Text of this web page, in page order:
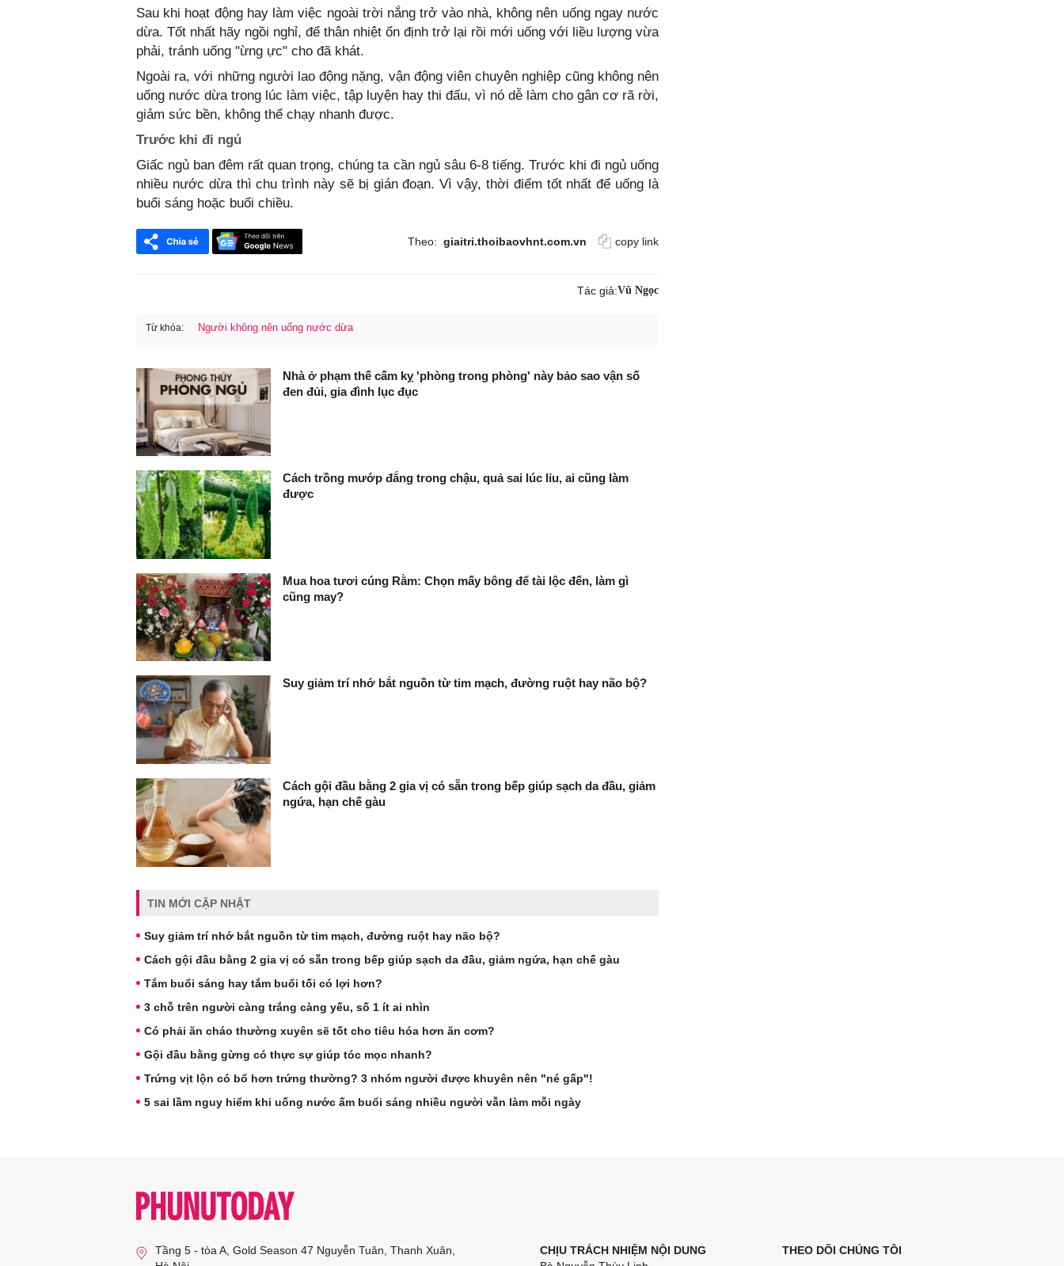
Sau khi hoạt động hay làm việc ngoài trời nắng trở vào nhà, không nên uống ngay nước
dừa. Tốt nhất hãy ngồi nghỉ, để thân nhiệt ổn định trở lại rồi mới uống với liều lượng vừa
phải, tránh uống "ừng ực" cho đã khát.
Ngoài ra, với những người lao động nặng, vận động viên chuyên nghiệp cũng không nên
uống nước dừa trong lúc làm việc, tập luyện hay thi đấu, vì nó dễ làm cho gân cơ rã rời,
giảm sức bền, không thể chạy nhanh được.
Trước khi đi ngủ
Giấc ngủ ban đêm rất quan trọng, chúng ta cần ngủ sâu 6-8 tiếng. Trước khi đi ngủ uống
nhiều nước dừa thì chu trình này sẽ bị gián đoạn. Vì vậy, thời điểm tốt nhất để uống là
buổi sáng hoặc buổi chiều.
Theo: giaitri.thoibaovhnt.com.vn copy link
Tác giả:Vũ Ngọc
Từ khóa: Người không nên uống nước dừa
Nhà ở phạm thế cấm kỵ 'phòng trong phòng' này bảo sao vận số
đen đủi, gia đình lục đục
Cách trồng mướp đắng trong chậu, quả sai lúc lỉu, ai cũng làm
được
Mua hoa tươi cúng Rằm: Chọn mấy bông để tài lộc đến, làm gì
cũng may?
Suy giảm trí nhớ bắt nguồn từ tim mạch, đường ruột hay não bộ?
Cách gội đầu bằng 2 gia vị có sẵn trong bếp giúp sạch da đầu, giảm
ngứa, hạn chế gàu
TIN MỚI CẬP NHẬT
Suy giảm trí nhớ bắt nguồn từ tim mạch, đường ruột hay não bộ?
Cách gội đầu bằng 2 gia vị có sẵn trong bếp giúp sạch da đầu, giảm ngứa, hạn chế gàu
Tắm buổi sáng hay tắm buổi tối có lợi hơn?
3 chỗ trên người càng trắng càng yếu, số 1 ít ai nhìn
Có phải ăn cháo thường xuyên sẽ tốt cho tiêu hóa hơn ăn cơm?
Gội đầu bằng gừng có thực sự giúp tóc mọc nhanh?
Trứng vịt lộn có bổ hơn trứng thường? 3 nhóm người được khuyên nên "né gấp"!
5 sai lầm nguy hiểm khi uống nước ấm buổi sáng nhiều người vẫn làm mỗi ngày
Tầng 5 - tòa A, Gold Season 47 Nguyễn Tuân, Thanh Xuân,
CHỊU TRÁCH NHIỆM NỘI DUNG
THEO DÕI CHÚNG TÔI